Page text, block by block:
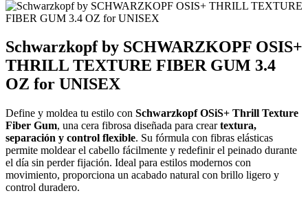
Schwarzkopf by SCHWARZKOPF OSIS+
THRILL TEXTURE FIBER GUM 3.4
OZ for UNISEX
Define y moldea tu estilo con Schwarzkopf OSiS+ Thrill Texture
Fiber Gum, una cera fibrosa diseñada para creartextura,
separación y control flexible. Su fórmula con fibras elásticas
permite moldear el cabello fácilmente y redefinir el peinado durante
el día sin perder fijación. Ideal para estilos modernos con
movimiento, proporciona un acabado natural con brillo ligero y
control duradero.